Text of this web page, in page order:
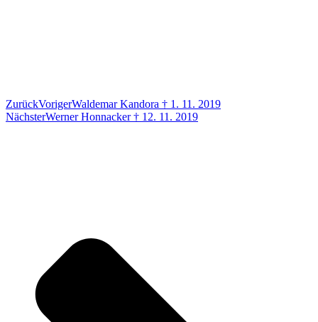
ZurückVorigerWaldemar Kandora † 1. 11. 2019
NächsterWerner Honnacker † 12. 11. 2019